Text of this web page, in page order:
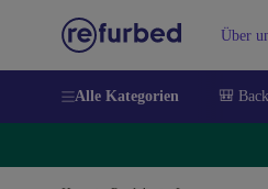
Über
Alle Kategorien 🎒